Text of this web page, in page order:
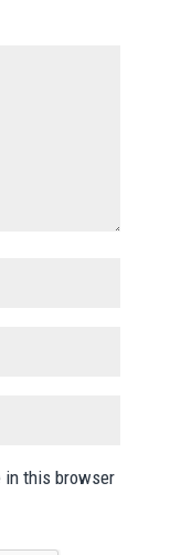
in this browser